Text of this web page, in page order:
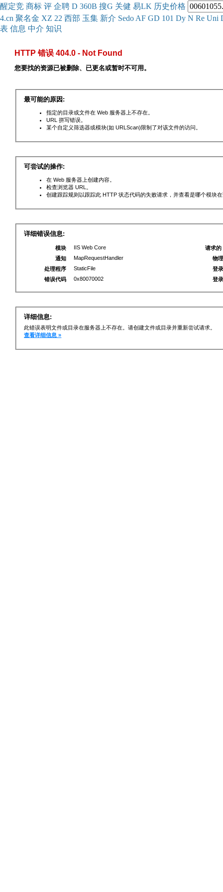
醒定竞 商标 评 企聘 D 360B 搜G 关健 易LK 历史价格
4.cn 聚名金 XZ 22 西部 玉集 新介 Sedo AF GD 101 Dy N Re Uni
表 信息 中介 知识